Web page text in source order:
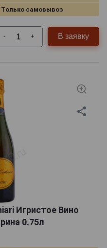
Только самовывоз
- + В заявку
Игристое Вино
0.75л